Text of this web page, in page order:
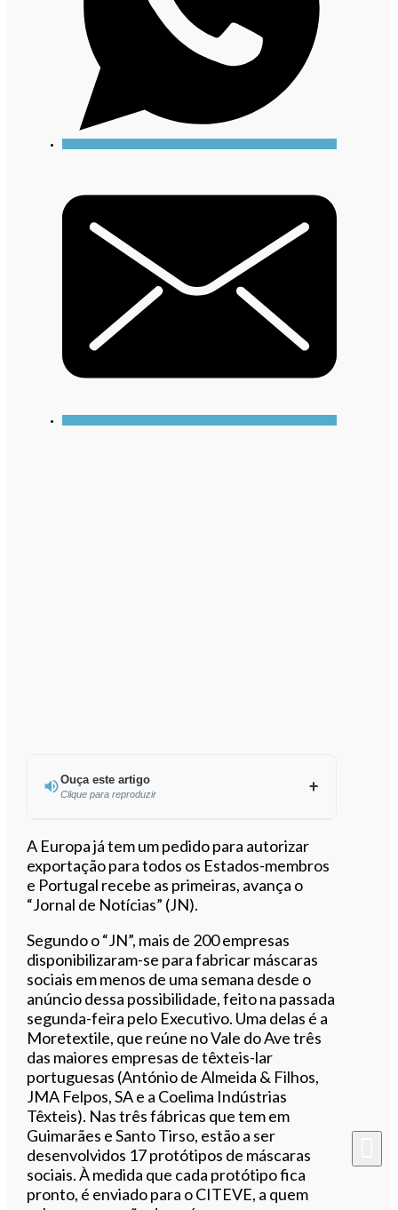
Ouça este artigo
Clique para reproduzir
Ouvir este artigo
A Europa já tem um pedido para autorizar
exportação para todos os Estados-membros
e Portugal recebe as primeiras, avança o
“Jornal de Notícias” (JN).
Segundo o “JN”, mais de 200 empresas
disponibilizaram-se para fabricar máscaras
sociais em menos de uma semana desde o
anúncio dessa possibilidade, feito na passada
segunda-feira pelo Executivo. Uma delas é a
Moretextile, que reúne no Vale do Ave três
das maiores empresas de têxteis-lar
portuguesas (António de Almeida & Filhos,
JMA Felpos, SA e a Coelima Indústrias
Têxteis). Nas três fábricas que tem em
Guimarães e Santo Tirso, estão a ser
desenvolvidos 17 protótipos de máscaras
sociais.À medida que cada protótipo fica
pronto, é enviado para o CITEVE, a quem